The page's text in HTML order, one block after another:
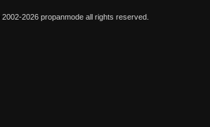
2026 propanmode all rights reserved.